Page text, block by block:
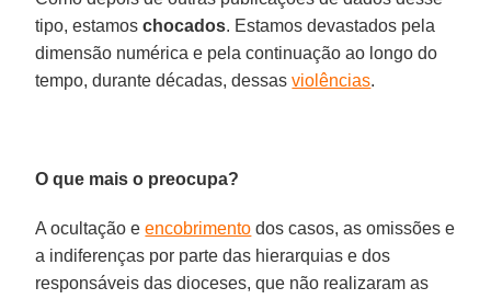
tipo, estamoschocados. Estamos devastados pela
dimensão numérica e pela continuação ao longo do
tempo, durante décadas, dessasviolências.
O que mais o preocupa?
A ocultação eencobrimento dos casos, as omissões e
a indiferenças por parte das hierarquias e dos
responsáveis das dioceses, que não realizaram as